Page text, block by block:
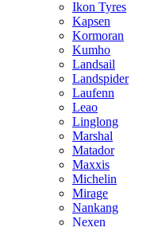
Ikon Tyres
Kapsen
Kormoran
Kumho
Landsail
Landspider
Laufenn
Leao
Linglong
Marshal
Matador
Maxxis
Michelin
Mirage
Nankang
Nexen